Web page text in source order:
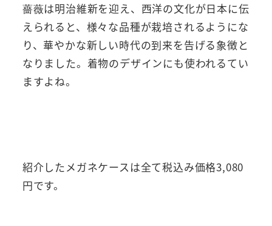
薔薇は明治維新を迎え、西洋の文化が日本に伝
えられると、様々な品種が栽培されるようにな
り、華やかな新しい時代の到来を告げる象徴と
なりました。着物のデザインにも使われるてい
ますよね。
紹介したメガネケースは全て税込み価格3,080
円です。